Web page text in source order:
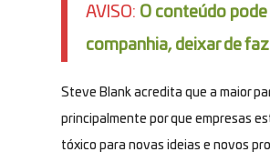
AVISO: O conteúdo
companhia, deixar de
Steve Blank acredita que a maior
principalmente por que empresas
tóxico para novas ideias e novos